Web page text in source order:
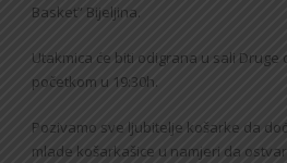
Basket” Bijeljina.
Utakmica će biti odigrana u sali Druge
početkom u 19:30h.
Pozivamo sve ljubitelje košarke da
mlade košarkašice u namjeri da